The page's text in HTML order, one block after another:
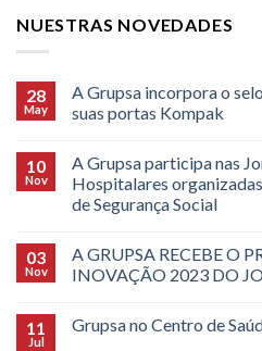
NUESTRAS NOVEDADES
28
May
A Grupsa incorpora o
suas portas Kompak
10
Nov
A Grupsa participa nas
Hospitalares
de Segurança Social
03
Nov
A GRUPSA RECEBE O
INOVAÇÃO 2023 DO
11
Jul
Grupsa no Centro de